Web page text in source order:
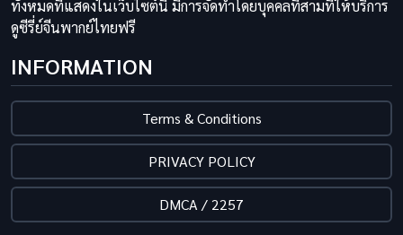
ทั้งหมดที่แสดงในเว็บไซต์นี้ มีการจัดทำโดยบุคคลที่สามที่ให้บริการ
ดูซีรี่ย์จีนพากย์ไทยฟรี
INFORMATION
Terms & Conditions
PRIVACY POLICY
DMCA / 2257